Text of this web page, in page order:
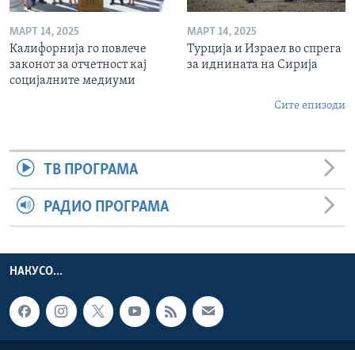
МАРТ 14, 2025
Калифорнија го повлече
законот за отчетност кај
социјалните медиуми
МАРТ 14, 2025
Турција и Израел во спрега
за иднината на Сирија
Сите епизоди
ТВ ПРОГРАМА
РАДИО ПРОГРАМА
НАКУСО...